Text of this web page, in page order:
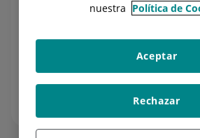
ESTUDIOS GENÉTICOS
que te ayudarán a
enfermedadesomejorar tu calidad
nuestra Política de
Rechazar
Aceptar